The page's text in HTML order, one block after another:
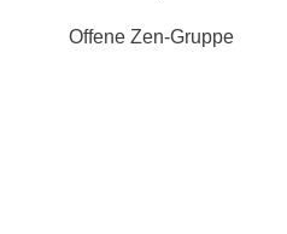
Offene Zen-Gruppe